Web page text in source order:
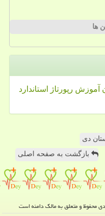
ها
آموزش رپورتاژ
استاندارد
دی
بازگشت به صفحه اصلی